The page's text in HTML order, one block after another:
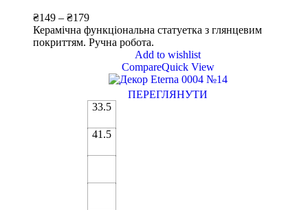
₴149 – ₴179
Керамічна функціональна статуетка з глянцевим
покриттям. Ручна робота.
Add to wishlist
CompareQuick View
ПЕРЕГЛЯНУТИ
33.5
41.5